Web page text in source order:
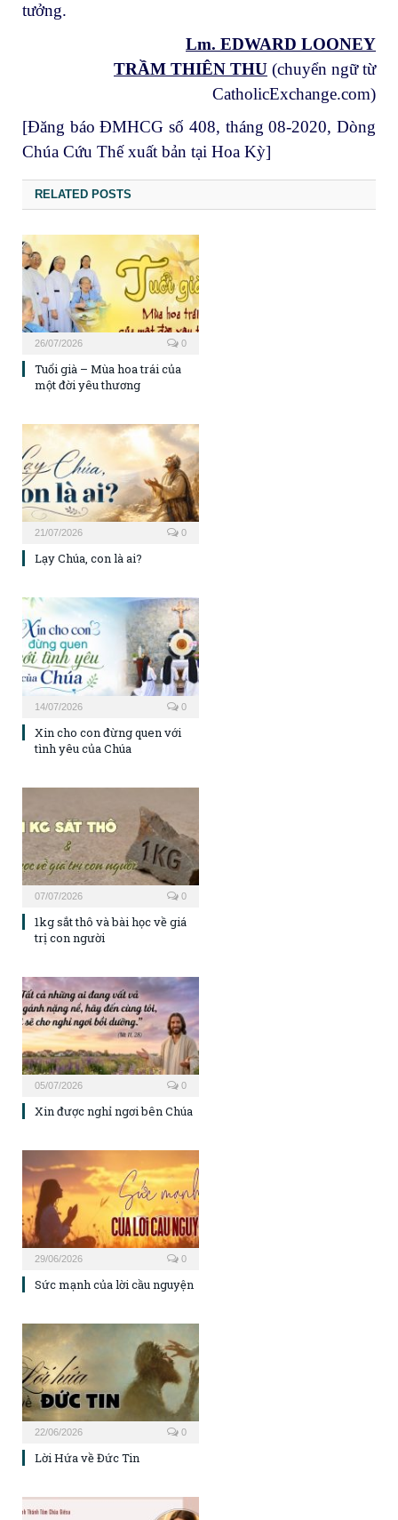
tưởng.
Lm. EDWARD LOONEY
TRẦM THIÊN THU (chuyển ngữ từ
CatholicExchange.com)
[Đăng báo ĐMHCG số 408, tháng 08-2020, Dòng
Chúa Cứu Thế xuất bản tại Hoa Kỳ]
RELATED POSTS
26/07/2026 0
Tuổi già – Mùa hoa trái của
một đời yêu thương
21/07/2026 0
Lạy Chúa, con là ai?
14/07/2026 0
Xin cho con đừng quen với
tình yêu của Chúa
07/07/2026 0
1kg sắt thô và bài học về giá
trị con người
05/07/2026 0
Xin được nghỉ ngơi bên Chúa
29/06/2026 0
Sức mạnh của lời cầu nguyện
22/06/2026 0
Lời Hứa về Đức Tin